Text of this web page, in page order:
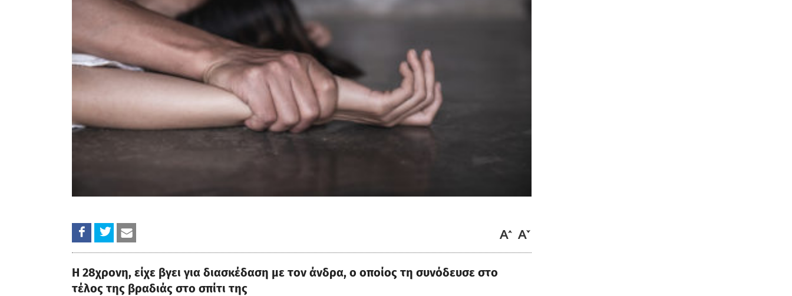
Η 28χρονη, είχε βγει για διασκέδαση με τον άνδρα, ο οποίος τη συνόδευσε στο
τέλος της βραδιάς στο σπίτι της